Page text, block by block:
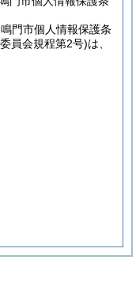
門市個人情報保護条
員会規程第2号)は、